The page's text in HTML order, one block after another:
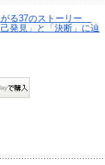
る37のストーリー
発見」と「決断」に辿